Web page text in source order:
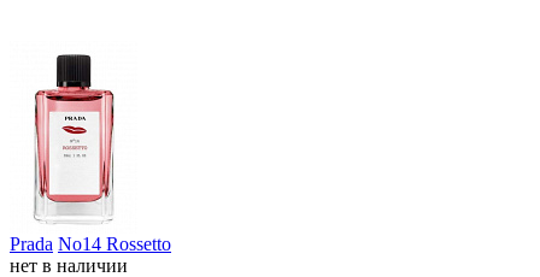
Prada No14 Rossetto
нет в наличии